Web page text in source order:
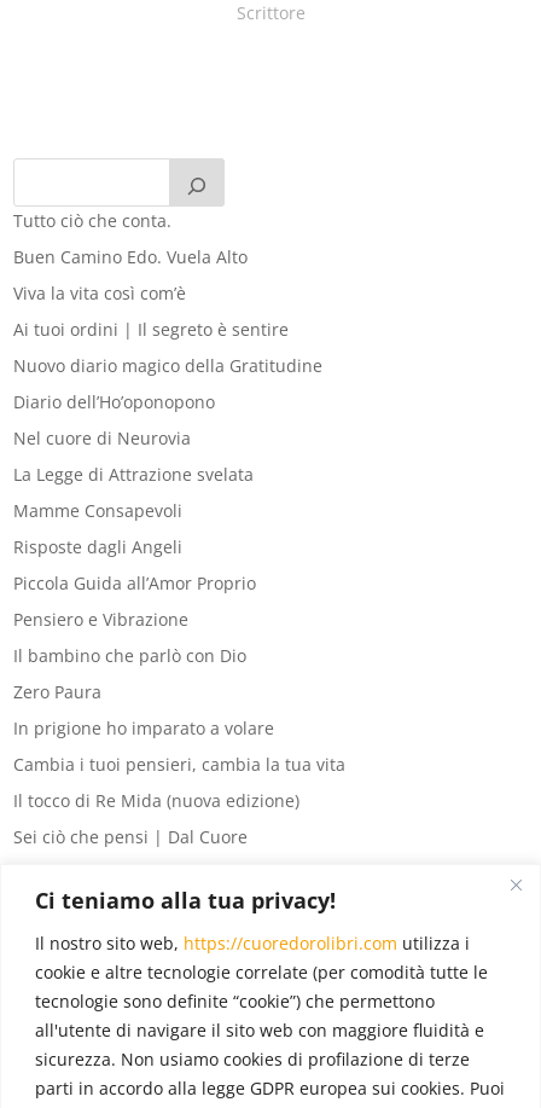
Ci teniamo alla tua privacy!
Il nostro sito web, https://cuoredorolibri.com utilizza i
cookie e altre tecnologie correlate (per comodità tutte le
tecnologie sono definite “cookie”) che permettono
all'utente di navigare il sito web con maggiore fluidità e
sicurezza. Non usiamo cookies di profilazione di terze
parti in accordo alla legge GDPR europea sui cookies. Puoi
Scrittore
Tutto ciò che conta.
Buen Camino Edo. Vuela Alto
Viva la vita così com’è
Ai tuoi ordini | Il segreto è sentire
Nuovo diario magico della Gratitudine
Diario dell’Ho’oponopono
Nel cuore di Neurovia
La Legge di Attrazione svelata
Mamme Consapevoli
Risposte dagli Angeli
Piccola Guida all’Amor Proprio
Pensiero e Vibrazione
Il bambino che parlò con Dio
Zero Paura
In prigione ho imparato a volare
Cambia i tuoi pensieri, cambia la tua vita
Il tocco di Re Mida (nuova edizione)
Sei ciò che pensi | Dal Cuore
La legge di Attrazione per principianti
Eventi(6)
In evidenza(18)
Novità
Pubblicazioni(22)